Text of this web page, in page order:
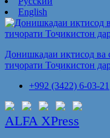
English
Донишкадаи иқтисод ва
тиҷорати Тоҷикистон
+992 (3422) 6-03-21
ALFA XPress